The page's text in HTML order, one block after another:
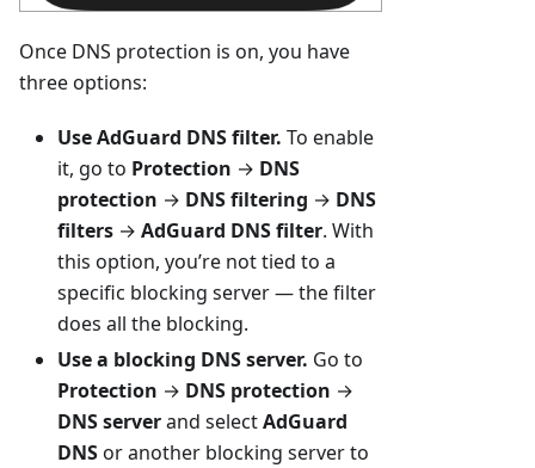
Once DNS protection is on, you have
three options:
Use AdGuard DNS filter. To enable
it, go to Protection → DNS
protection → DNS filtering → DNS
filters → AdGuard DNS filter. With
this option, you’re not tied to a
specific blocking server — the filter
does all the blocking.
Use a blocking DNS server. Go to
Protection → DNS protection →
DNS serverand selectAdGuard
DNSor another blocking server to